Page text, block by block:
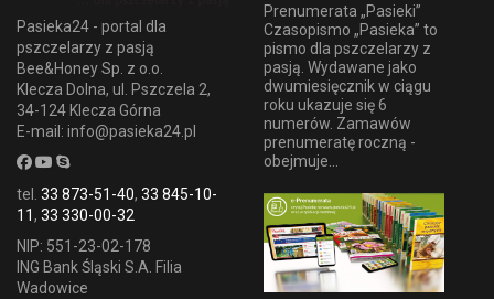
Pasieka24 - portal dla
pszczelarzy z pasją
Bee&Honey Sp. z o.o.
Klecza Dolna, ul. Pszczela 2,
34-124 Klecza Górna
E-mail: info@pasieka24.pl
tel. 33 873-51-40, 33 845-10-
11, 33 330-00-32
NIP: 551-23-02-178
ING Bank Śląski S.A. Filia
Wadowice
Prenumerata „Pasieki”
Czasopismo „Pasieka” to
pismo dla pszczelarzy z
pasją. Wydawane jako
dwumiesięcznik w ciągu
roku ukazuje się 6
numerów. Zamawów
prenumeratę roczną -
obejmuje...